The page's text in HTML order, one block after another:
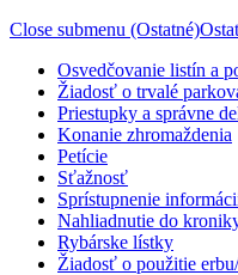
Close submenu (Ostatné)
Osvedčovanie listín a
Žiadosť o trvalé
Priestupky a správne
Konanie zhromaždenia
Petície
Sťažnosť
Sprístupnenie
Nahliadnutie do
Rybárske lístky
Žiadosť o použitie